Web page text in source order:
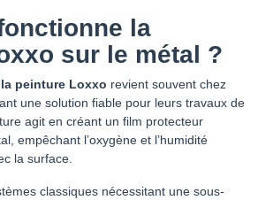
la
sur le métal ?
peinture Loxxo revient souvent chez
une solution fiable pour leurs travaux de
agit en créant un film protecteur
empêchant l’oxygène et l’humidité
la surface.
classiques nécessitant une sous-